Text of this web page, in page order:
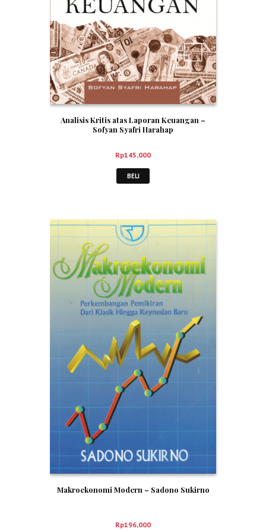
Analisis Kritis atas Laporan Keuangan –
Sofyan Syafri Harahap
Rp145,000
BELI
Makroekonomi Modern – Sadono Sukirno
Rp196,000